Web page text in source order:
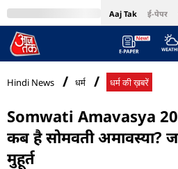
Aaj Tak ई-पेपर
MumbaiTak Cosmopolitan
Hindi News धर्म धर्म की ख़बरें
Somwati Amavasya
कब है सोमवती अमावस्या?
मुहूर्त